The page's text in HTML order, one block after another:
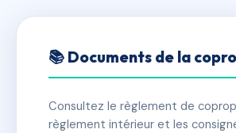
LA BUTTE DE LA
✓ Immatriculée 🏠 46 lots 🏗 1
📚 Documents de la
Consultez le règlement de
règlement intérieur et les